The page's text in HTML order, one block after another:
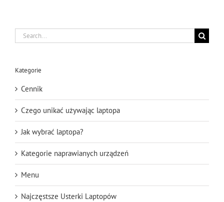
Search
for:
Kategorie
Cennik
Czego unikać używając laptopa
Jak wybrać laptopa?
Kategorie naprawianych urządzeń
Menu
Najczęstsze Usterki Laptopów